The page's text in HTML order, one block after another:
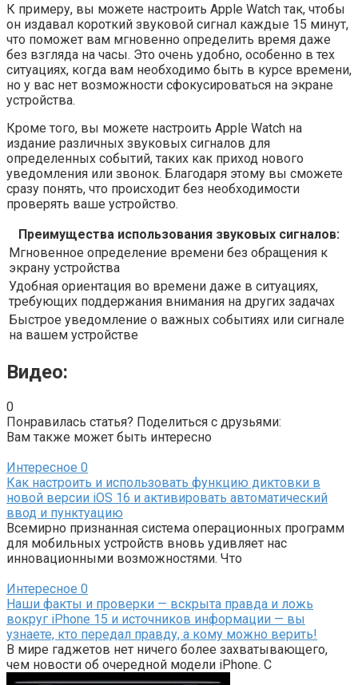
К примеру, вы можете настроить Apple Watch так, чтобы
он издавал короткий звуковой сигнал каждые 15 минут,
что поможет вам мгновенно определить время даже
без взгляда на часы. Это очень удобно, особенно в тех
ситуациях, когда вам необходимо быть в курсе времени,
но у вас нет возможности сфокусироваться на экране
устройства.
Кроме того, вы можете настроить Apple Watch на
издание различных звуковых сигналов для
определенных событий, таких как приход нового
уведомления или звонок. Благодаря этому вы сможете
сразу понять, что происходит без необходимости
проверять ваше устройство.
Преимущества использования звуковых сигналов:
Мгновенное определение времени без обращения к
экрану устройства
Удобная ориентация во времени даже в ситуациях,
требующих поддержания внимания на других задачах
Быстрое уведомление о важных событиях или сигнале
на вашем устройстве
Видео:
0
Понравилась статья? Поделиться с друзьями:
Вам также может быть интересно
Интересное 0
Как настроить и использовать функцию диктовки в
новой версии iOS 16 и активировать автоматический
ввод и пунктуацию
Всемирно признанная система операционных программ
для мобильных устройств вновь удивляет нас
инновационными возможностями. Что
Интересное 0
Наши факты и проверки — вскрыта правда и ложь
вокруг iPhone 15 и источников информации — вы
узнаете, кто передал правду, а кому можно верить!
В мире гаджетов нет ничего более захватывающего,
чем новости об очередной модели iPhone. С